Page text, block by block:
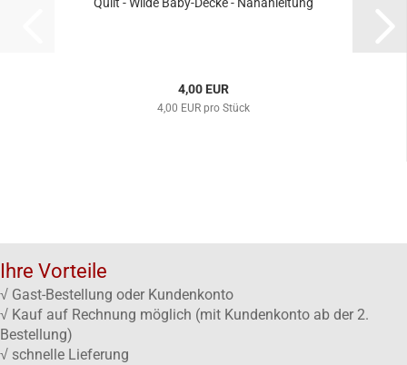
4,00 EUR
4,00 EUR pro Stück
Ihre Vorteile
√ Gast-Bestellung oder Kundenkonto
√ Kauf auf Rechnung möglich (mit Kundenkonto ab der 2.
Bestellung)
√ schnelle Lieferung